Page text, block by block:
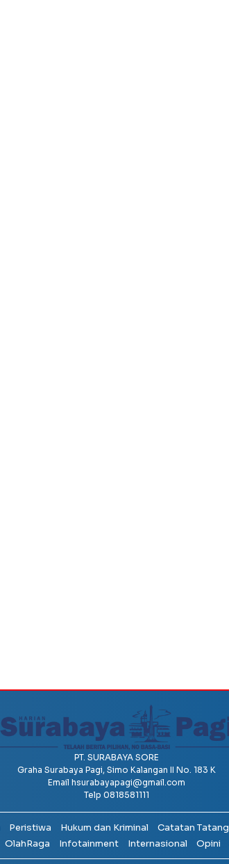
PT. SURABAYA SORE
Graha Surabaya Pagi, Simo Kalangan II No. 183 K
Email hsurabayapagi@gmail.com
Telp 0818581111
Peristiwa Hukum dan Kriminal Catatan Tatang
OlahRaga Infotainment Internasional Opini